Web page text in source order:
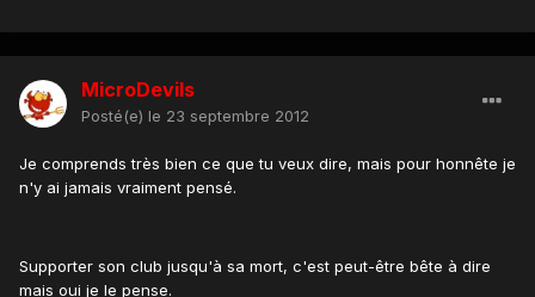
MicroDevils
Posté(e) le 23 septembre 2012
Je comprends très bien ce que tu veux dire, mais pour honnête je
n'y ai jamais vraiment pensé.
Supporter son club jusqu'à sa mort, c'est peut-être bête à dire
mais oui je le pense.